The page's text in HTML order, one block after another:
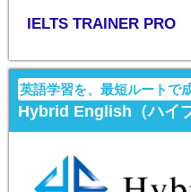
IELTS TRAINER PRO
英語学習を、最短ルートで
Hybrid English（ハイ